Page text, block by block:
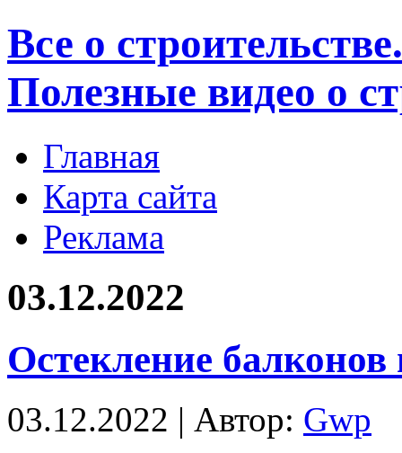
Все о
Полезные видео о
Главная
Карта сайта
Реклама
03.12.2022
Остекление балконов
03.12.2022 | Автор: Gwp